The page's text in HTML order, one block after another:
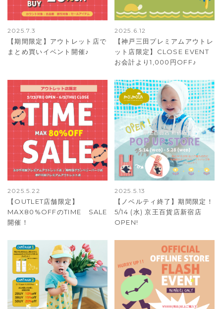
2025.7.3
【期間限定】アウトレット店で
まとめ買いイベント開催♪
2025.6.12
【神戸三田プレミアムアウトレ
ット店限定】CLOSE EVENT
お会計より1,000円OFF♪
2025.5.22
【OUTLET店舗限定】
MAX80%OFFのTIME SALE
開催！
2025.5.13
【ノベルティ終了】期間限定！
5/14 (水) 京王百貨店新宿店
OPEN!